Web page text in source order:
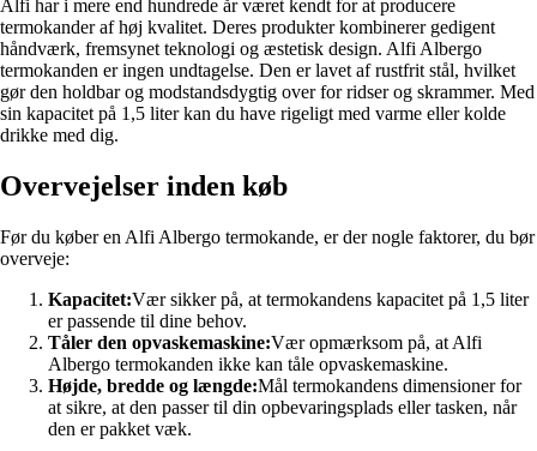
Alfi har i mere end hundrede år været kendt for at producere
termokander af høj kvalitet. Deres produkter kombinerer gedigent
håndværk, fremsynet teknologi og æstetisk design. Alfi Albergo
termokanden er ingen undtagelse. Den er lavet af rustfrit stål, hvilket
gør den holdbar og modstandsdygtig over for ridser og skrammer. Med
sin kapacitet på 1,5 liter kan du have rigeligt med varme eller kolde
drikke med dig.
Overvejelser inden køb
Før du køber en Alfi Albergo termokande, er der nogle faktorer, du bør
overveje:
Kapacitet:Vær sikker på, at termokandens kapacitet på 1,5 liter
er passende til dine behov.
Tåler den opvaskemaskine:Vær opmærksom på, at Alfi
Albergo termokanden ikke kan tåle opvaskemaskine.
Højde, bredde og længde:Mål termokandens dimensioner for
at sikre, at den passer til din opbevaringsplads eller tasken, når
den er pakket væk.